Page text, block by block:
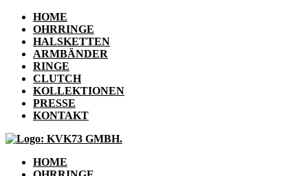
HOME
OHRRINGE
HALSKETTEN
ARMBÄNDER
RINGE
CLUTCH
KOLLEKTIONEN
PRESSE
KONTAKT
HOME